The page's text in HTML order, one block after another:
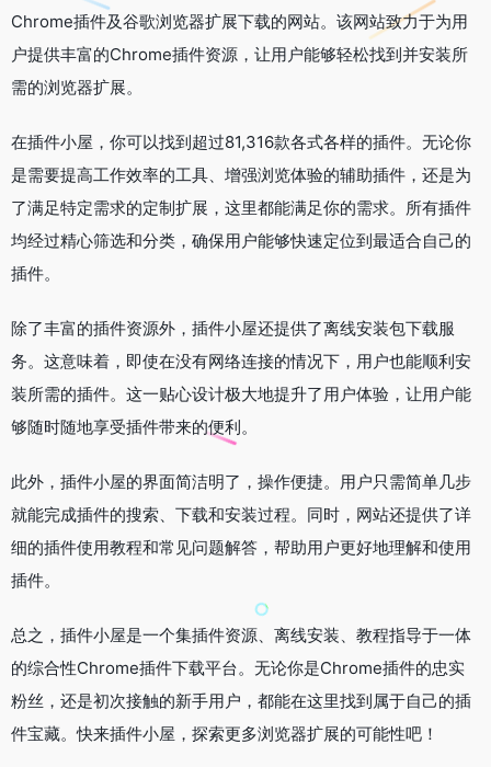
Chrome插件及谷歌浏览器扩展下载的网站。该网站致力于为用
户提供丰富的Chrome插件资源，让用户能够轻松找到并安装所
需的浏览器扩展。
在插件小屋，你可以找到超过81,316款各式各样的插件。无论你
是需要提高工作效率的工具、增强浏览体验的辅助插件，还是为
了满足特定需求的定制扩展，这里都能满足你的需求。所有插件
均经过精心筛选和分类，确保用户能够快速定位到最适合自己的
插件。
除了丰富的插件资源外，插件小屋还提供了离线安装包下载服
务。这意味着，即使在没有网络连接的情况下，用户也能顺利安
装所需的插件。这一贴心设计极大地提升了用户体验，让用户能
够随时随地享受插件带来的便利。
此外，插件小屋的界面简洁明了，操作便捷。用户只需简单几步
就能完成插件的搜索、下载和安装过程。同时，网站还提供了详
细的插件使用教程和常见问题解答，帮助用户更好地理解和使用
插件。
总之，插件小屋是一个集插件资源、离线安装、教程指导于一体
的综合性Chrome插件下载平台。无论你是Chrome插件的忠实
粉丝，还是初次接触的新手用户，都能在这里找到属于自己的插
件宝藏。快来插件小屋，探索更多浏览器扩展的可能性吧！